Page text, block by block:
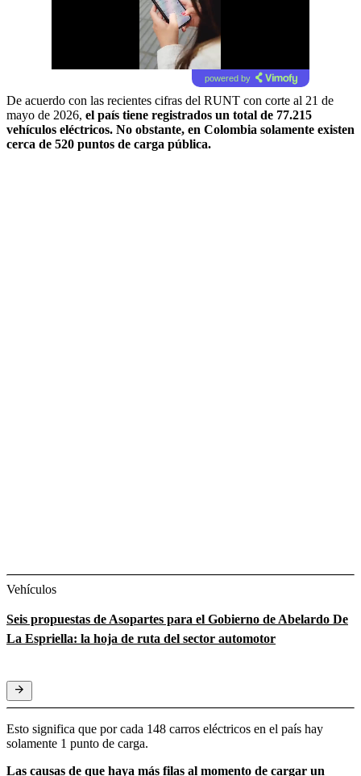
powered by
De acuerdo con las recientes cifras del RUNT con corte al 21 de
mayo de 2026, el país tiene registrados un total de 77.215
vehículos eléctricos. No obstante, en Colombia solamente existen
cerca de 520 puntos de carga pública.
Vehículos
Seis propuestas de Asopartes para el Gobierno de Abelardo De
La Espriella: la hoja de ruta del sector automotor
Esto significa que por cada 148 carros eléctricos en el país hay
solamente 1 punto de carga.
Las causas de que haya más filas al momento de cargar un